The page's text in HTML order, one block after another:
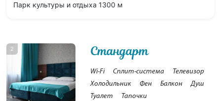
Парк культуры и отдыха 1300 м
2 Стандарт
Wi-Fi Сплит-система
Телевизор
Холодильник
Фен Балкон
Душ
Туалет
Тапочки